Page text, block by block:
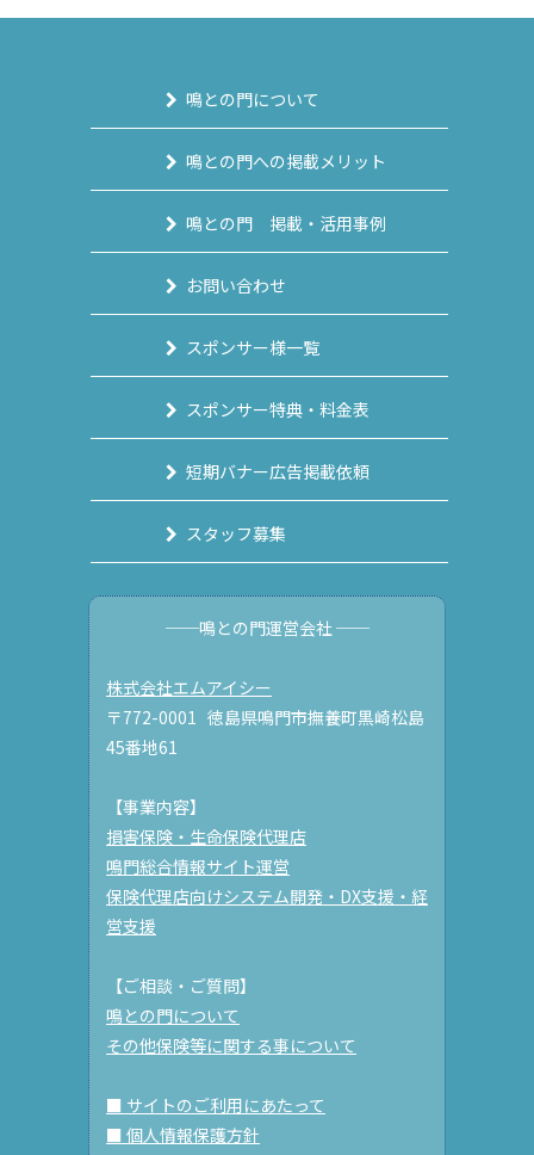
鳴との門について
鳴との門への掲載メリット
鳴との門 掲載・活用事例
お問い合わせ
スポンサー様一覧
スポンサー特典・料金表
短期バナー広告掲載依頼
スタッフ募集
──鳴との門運営会社 ──
株式会社エムアイシー
〒772-0001 徳島県鳴門市撫養町黒崎松島
45番地61
【事業内容】
損害保険・生命保険代理店
鳴門総合情報サイト運営
保険代理店向けシステム開発・DX支援・経
営支援
【ご相談・ご質問】
鳴との門について
その他保険等に関する事について
■ サイトのご利用にあたって
■ 個人情報保護方針